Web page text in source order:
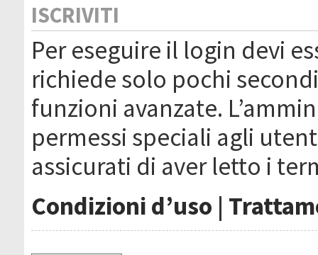
ISCRIVITI
Per eseguire il login devi
richiede solo pochi
funzioni avanzate.
permessi speciali agli
assicurati di aver letto i
Condizioni d’uso |